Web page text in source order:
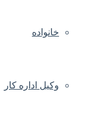
خانواده
وکیل اداره کار